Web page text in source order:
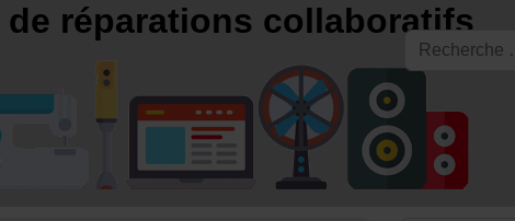
Rechercher
réparations collaboratifs